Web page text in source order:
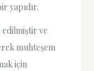
yapıdır.
edilmiştir ve
muhteşem
için